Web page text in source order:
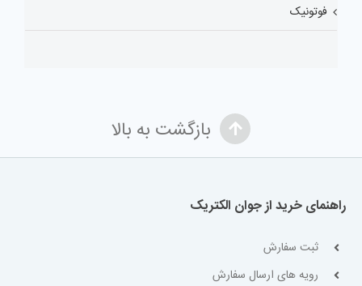
فوتونیک
بازگشت به بالا
راهنمای خرید از جوان الکتریک
ثبت سفارش
رویه های ارسال سفارش